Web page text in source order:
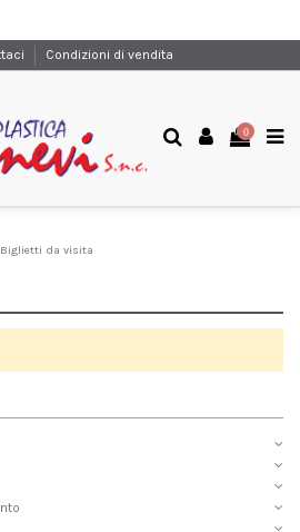
Condizioni di vendita
0
Biglietti da visita